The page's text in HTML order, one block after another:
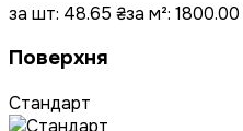
за шт: 48.65 ₴за м²: 1800.00
Поверхня
Стандарт